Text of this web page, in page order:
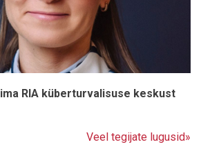
RIA küberturvalisuse keskust
Veel tegijate lugusid»